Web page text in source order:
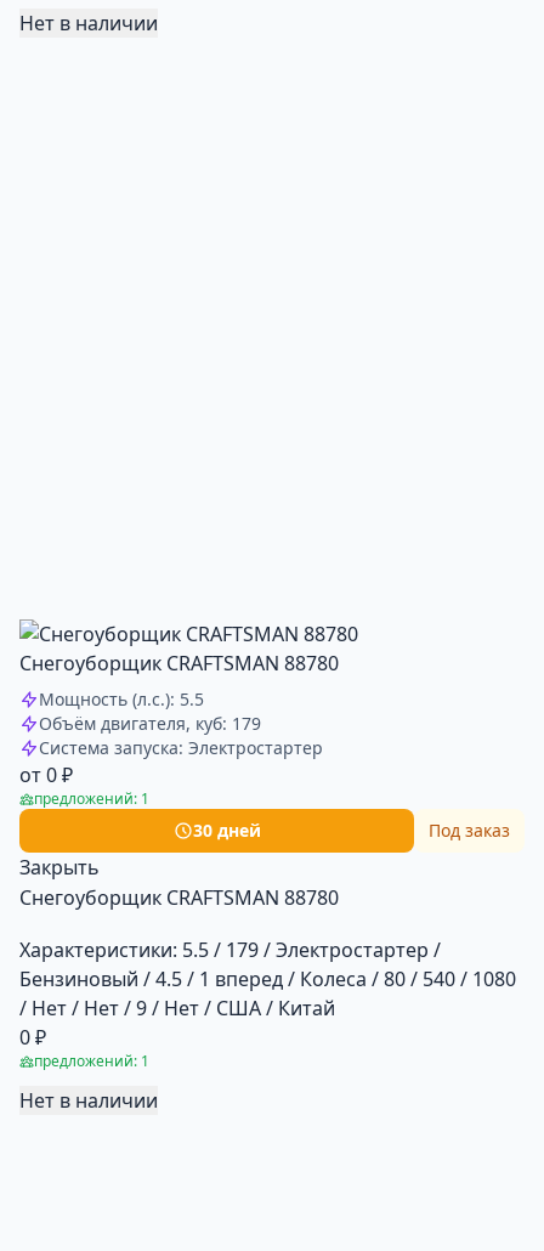
Нет в наличии
Снегоуборщик CRAFTSMAN 88780
Мощность (л.с.): 5.5
Объём двигателя, куб: 179
Система запуска: Электростартер
от 0 ₽
предложений: 1
30 дней Под заказ
Закрыть
Снегоуборщик CRAFTSMAN 88780
Характеристики: 5.5 / 179 / Электростартер /
Бензиновый / 4.5 / 1 вперед / Колеса / 80 / 540 / 1080
/ Нет / Нет / 9 / Нет / США / Китай
0 ₽
предложений: 1
Нет в наличии